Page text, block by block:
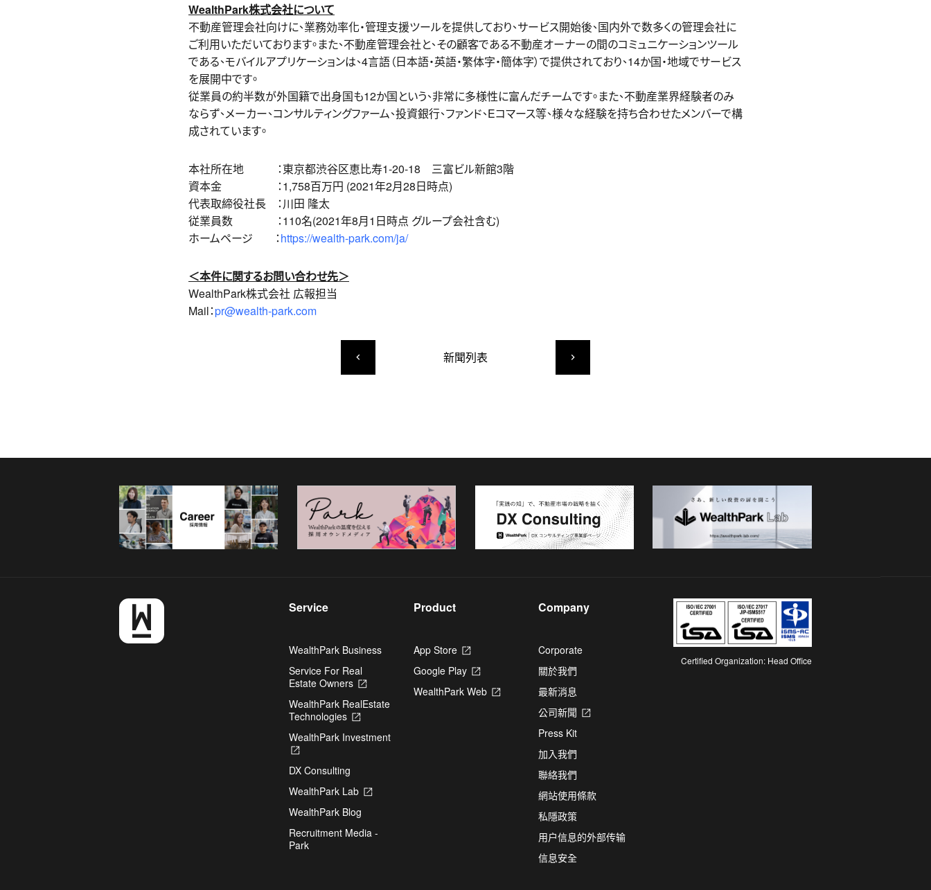
WealthPark株式会社について
不動産管理会社向けに、業務効率化・管理支援ツールを提供しており、サービス開始後、国内外で数多くの管理会社に
ご利用いただいております。また、不動産管理会社と、その顧客である不動産オーナーの間のコミュニケーションツール
である、モバイルアプリケーションは、4言語（日本語・英語・繁体字・簡体字）で提供されており、14か国・地域でサービス
を展開中です。
従業員の約半数が外国籍で出身国も12か国という、非常に多様性に富んだチームです。また、不動産業界経験者のみ
ならず、メーカー、コンサルティングファーム、投資銀行、ファンド、Eコマース等、様々な経験を持ち合わせたメンバーで構
成されています。
本社所在地 ：東京都渋谷区恵比寿1-20-18 三富ビル新館3階
資本金 ：1,758百万円 (2021年2月28日時点)
代表取締役社長 ：川田 隆太
従業員数 ：110名(2021年8月1日時点 グループ会社含む)
ホームページ ：https://wealth-park.com/ja/
＜本件に関するお問い合わせ先＞
WealthPark株式会社 広報担当
Mail：pr@wealth-park.com
keyboard_arrow_left 新聞列表 keyboard_arrow_right
Service
WealthPark Business
Service For Real
Estate Owners
a
tab
WealthPark RealEstate
Technologies
a
WealthPark Investment
a
new
tab
DX Consulting
WealthPark Lab
WealthPark Blog
Recruitment Media -
Park
Product
App Store
a
new
tab
Google Play
a
WealthPark Web
Company
Corporate
關於我們
最新消息
公司新聞
Press Kit
加入我們
聯絡我們
網站使用條款
私隱政策
用户信息的外部传输
信息安全
Certified Organization: Head Office